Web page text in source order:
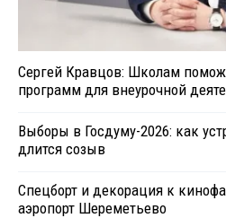
Сергей Кравцов: Школам
программ для внеурочной
Выборы в Госдуму-2026: как
длится созыв
Спецборт и декорация к
аэропорт Шереметьево